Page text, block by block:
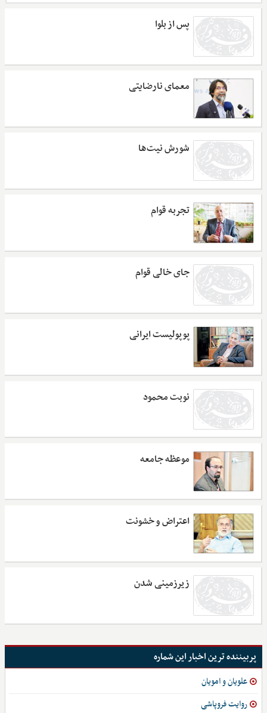
پس از بلوا
معمای نارضایتی
شورش نیت‌ها
تجربه قوام
جای خالی قوام
پوپولیست ایرانی
نوبت محمود
موعظه جامعه
اعتراض و خشونت
زیرزمینی‌ شدن
پربیننده ترین اخبار این شماره
علویان و امویان
روایت فروپاشی